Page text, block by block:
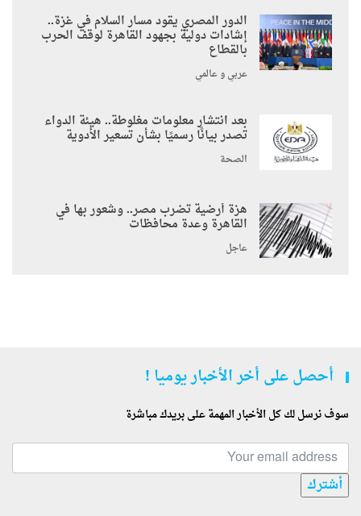
الدور المصري يقود مسار السلام في غزة..
إشادات دولية بجهود القاهرة لوقف الحرب
بالقطاع
عربي و عالمي
بعد انتشار معلومات مغلوطة.. هيئة الدواء
تصدر بيانًا رسميًا بشأن تسعير الأدوية
الصحة
هزة أرضية تضرب مصر.. وشعور بها في
القاهرة وعدة محافظات
عاجل
أحصل على أخر الأخبار يوميا !
سوف نرسل لك كل الأخبار المهمة على بريدك مباشرة
أشترك